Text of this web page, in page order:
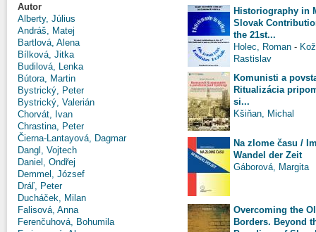
Autor
Alberty, Július
Andráš, Matej
Bartlová, Alena
Bílková, Jitka
Budilová, Lenka
Bútora, Martin
Bystrický, Peter
Bystrický, Valerián
Chorvát, Ivan
Chrastina, Peter
Čierna-Lantayová, Dagmar
Dangl, Vojtech
Daniel, Ondřej
Demmel, József
Dráľ, Peter
Ducháček, Milan
Falisová, Anna
Ferenčuhová, Bohumila
Historiography in
Slovak
the 21st...
Holec, Roman -
Rastislav
Komunisti a
Ritualizácia
si...
Kšiňan, Michal
Na zlome času /
Wandel der Zeit
Gáborová, Margita
Overcoming the
Borders. Beyond